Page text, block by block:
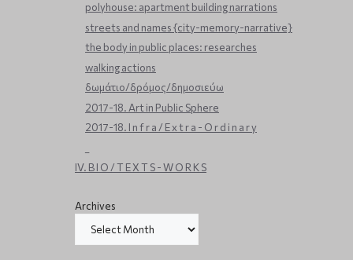
polyhouse: apartment building narrations
streets and names {city-memory-narrative}
the body in public places: researches
walking actions
δωμάτιο/δρόμος/δημοσιεύω
2017-18. Art in Public Sphere
2017-18. I n f r a / E x t r a - O r d i n a r y
IV. B I O / T E X T S - W O R K S
Archives